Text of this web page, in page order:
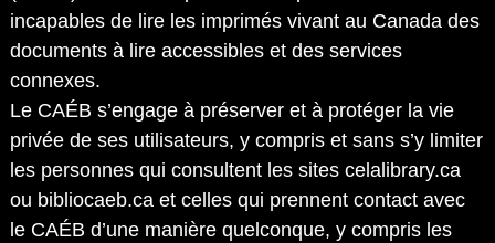
incapables de lire les imprimés vivant au Canada des
documents à lire accessibles et des services
connexes.
Le CAÉB s’engage à préserver et à protéger la vie
privée de ses utilisateurs, y compris et sans s’y limiter
les personnes qui consultent les sites celalibrary.ca
ou bibliocaeb.ca et celles qui prennent contact avec
le CAÉB d’une manière quelconque, y compris les